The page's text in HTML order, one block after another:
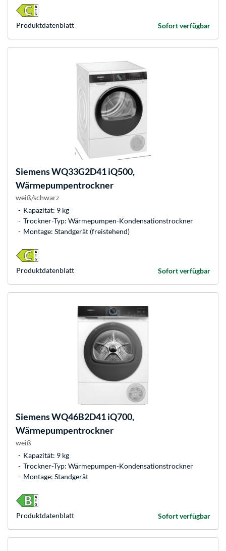
Sofort verfügbar
Produkt­datenblatt
SiemensWQ33G2D41 iQ500,
Wärmepumpentrockner
weiß/schwarz
Kapazität: 9 kg
Trockner-Typ: Wärmepumpen-Kondensationstrockner
Montage: Standgerät (freistehend)
Sofort verfügbar
Produkt­datenblatt
SiemensWQ46B2D41 iQ700,
Wärmepumpentrockner
weiß
Kapazität: 9 kg
Trockner-Typ: Wärmepumpen-Kondensationstrockner
Montage: Standgerät
Sofort verfügbar
Produkt­datenblatt